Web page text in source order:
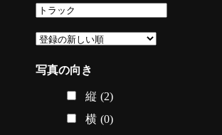
写真の向き
縦 (2)
横 (0)